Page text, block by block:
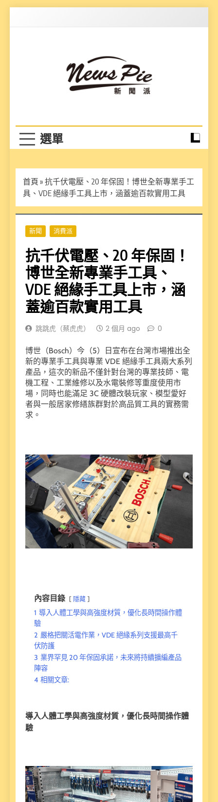
首頁 » 抗千伏電壓、20 年保固！博世全新專業手工
具、VDE 絕緣手工具上市，涵蓋逾百款實用工具
新聞 消費派
抗千伏電壓、20 年保固！
博世全新專業手工具、
VDE 絕緣手工具上市，涵
蓋逾百款實用工具
跳跳虎（蔡虎虎） 2 個月 ago 0
博世（Bosch）今（5）日宣布在台灣市場推出全
新的專業手工具與專業 VDE 絕緣手工具兩大系列
產品，這次的新品不僅針對台灣的專業技師、電
機工程、工業維修以及水電裝修等重度使用市
場，同時也能滿足 3C 硬體改裝玩家、模型愛好
者與一般居家修繕族群對於高品質工具的實務需
求。
內容目錄 隱藏
1 導入人體工學與高強度材質，優化長時間操作體
驗
2 嚴格把關活電作業，VDE 絕緣系列支援最高千
伏防護
3 業界罕見 20 年保固承諾，未來將持續擴編產品
陣容
4 相關文章:
導入人體工學與高強度材質，優化長時間操作體
驗